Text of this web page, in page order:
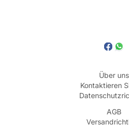
Über uns
Kontaktieren
AGB